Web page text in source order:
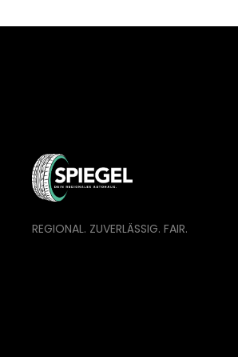
REGIONAL. ZUVERLÄSSIG. FAIR.